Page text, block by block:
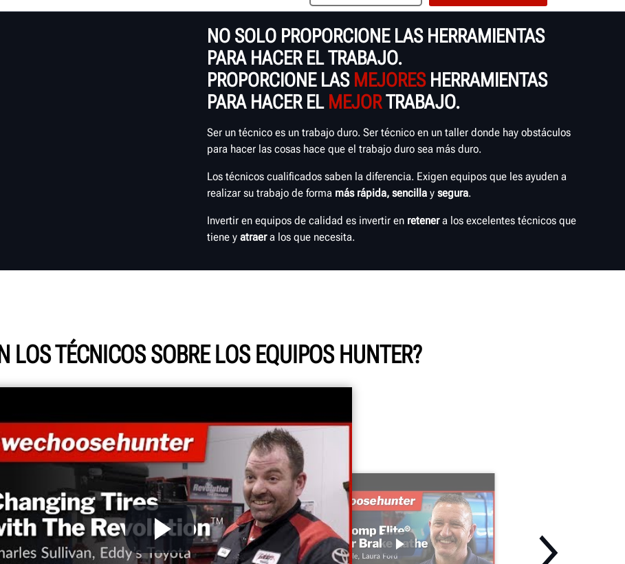
NO SOLO PROPORCIONE LAS HERRAMIENTAS
PARA HACER EL TRABAJO.
PROPORCIONE LAS MEJORESHERRAMIENTAS
PARA HACER EL MEJORTRABAJO.
Ser un técnico es un trabajo duro. Ser técnico en un taller donde hay obstáculos
para hacer las cosas hace que el trabajo duro sea más duro.
Los técnicos cualificados saben la diferencia. Exigen equipos que les ayuden a
realizar su trabajo de forma más rápida, sencilla y segura.
Invertir en equipos de calidad es invertir en retenera los excelentes técnicos que
tiene y atraera los que necesita.
LOS TÉCNICOS SOBRE LOS EQUIPOS HUNTER?